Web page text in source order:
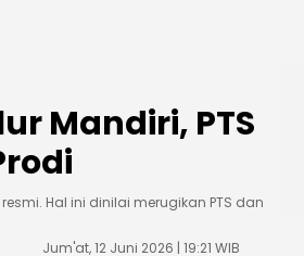
Mandiri, PTS
Hal ini dinilai merugikan PTS dan
Jum'at, 12 Juni 2026 | 19:21 WIB